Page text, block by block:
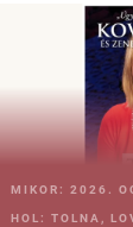
MIKOR: 2026.
HOL: TOLNA,